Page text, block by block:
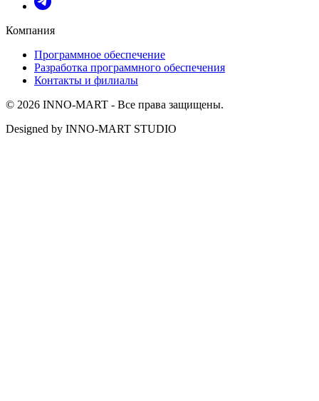
Компания
Программное обеспечение
Разработка программного обеспечения
Контакты и филиалы
© 2026 INNO-MART - Все права защищены.
Designed by INNO-MART STUDIO